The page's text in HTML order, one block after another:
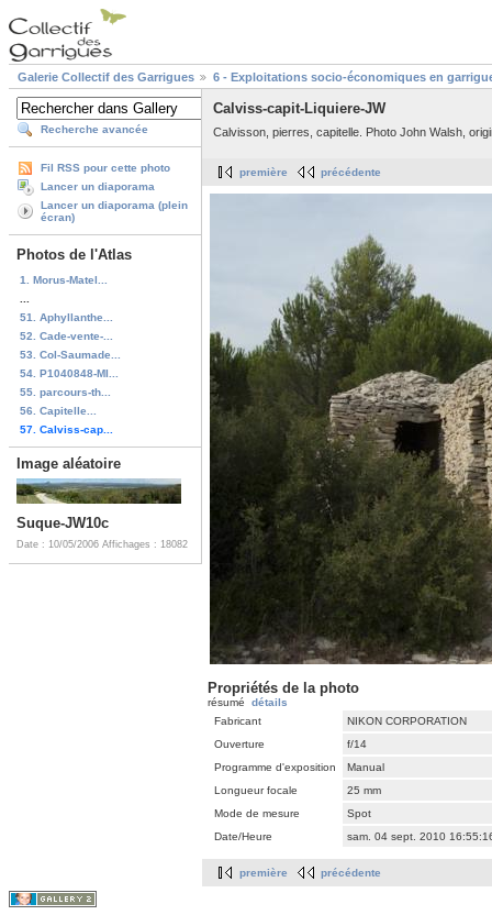
Galerie Collectif des Garrigues 6 - Exploitations socio-économiques en
Recherche avancée
Fil RSS pour cette photo
Lancer un diaporama
Lancer un diaporama (plein
écran)
Photos de l'Atlas
1. Morus-Matel...
51. Aphyllanthe...
52. Cade-vente-...
53. Col-Saumade...
54. P1040848-MI...
55. parcours-th...
56. Capitelle...
57. Calviss-cap...
Image aléatoire
Suque-JW10c
Date : 10/05/2006 Affichages : 18082
Calviss-capit-Liquiere-JW
Calvisson, pierres, capitelle. Photo John Walsh,
première précédente
Propriétés de la photo
résumé détails
Fabricant
NIKON CORPORATION
Ouverture
f/14
Programme d'exposition
Manual
Longueur focale
25 mm
Mode de mesure
Spot
Date/Heure
sam. 04 sept. 2010
première précédente